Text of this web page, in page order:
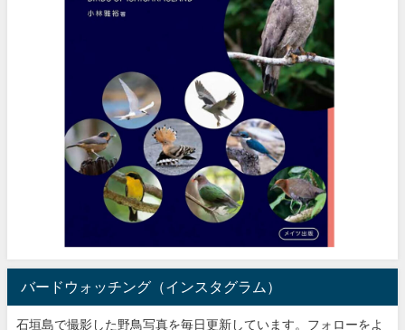
バードウォッチング（インスタグラム）
石垣島で撮影した野鳥写真を毎日更新しています。フォローをよ